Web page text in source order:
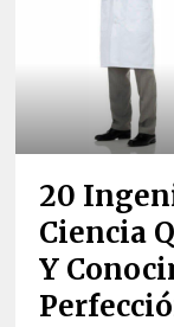
20
Ciencia
Y